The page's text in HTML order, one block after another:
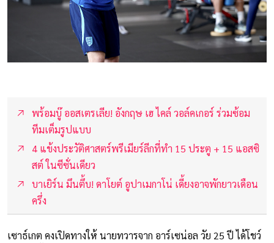
พร้อมบู๊ ออสเตรเลีย! อังกฤษ เฮ ไคล์ วอล์คเกอร์ ร่วมซ้อม
ทีมเต็มรูปแบบ
4 แข้งประวัติศาสตร์พรีเมียร์ลีกที่ทำ 15 ประตู + 15 แอสซิ
สต์ ในซีซั่นเดียว
บาเยิร์น มึนตึ้บ! ดาโยต์ อูปาเมกาโน่ เดี้ยงอาจพักยาวเดือน
ครึ่ง
เซาธ์เกต คงเปิดทางให้ นายทวารจาก อาร์เซน่อล วัย 25 ปี ได้โชว์